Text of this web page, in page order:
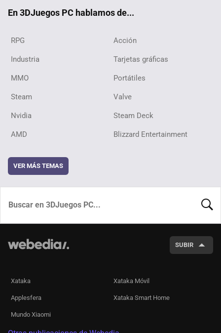
En 3DJuegos PC hablamos de...
RPG Acción
Industria Tarjetas gráficas
MMO Portátiles
Steam Valve
Nvidia Steam Deck
AMD Blizzard Entertainment
VER MÁS TEMAS
SUBIR
Xataka Xataka Móvil
Applesfera Xataka Smart Home
Mundo Xiaomi